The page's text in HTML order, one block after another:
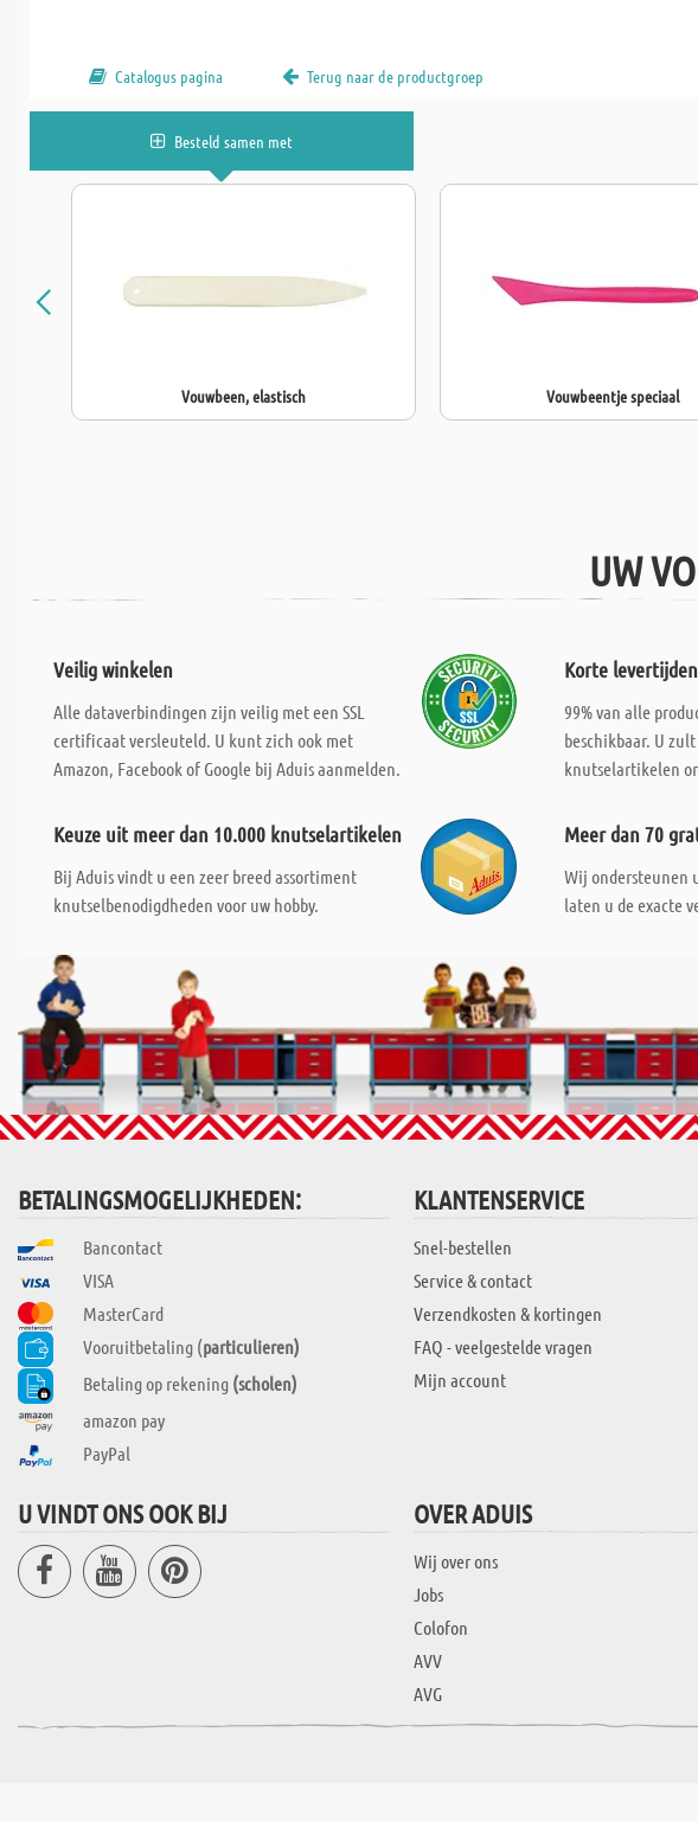
Catalogus pagina Terug naar de productgroep
Besteld samen met
Vouwbeen, elastisch Vouwbeentje speciaal
UW
Veilig winkelen
Alle dataverbindingen zijn veilig met een SSL
certificaat versleuteld. U kunt zich ook met
Amazon, Facebook of Google bij Aduis aanmelden.
Korte levertijden
99% van alle
beschikbaar. U
knutselartikelen
Keuze uit meer dan 10.000 knutselartikelen
Bij Aduis vindt u een zeer breed assortiment
knutselbenodigdheden voor uw hobby.
Meer dan 70
Wij ondersteunen
laten u de exacte
BETALINGSMOGELIJKHEDEN:
Bancontact
VISA
MasterCard
Vooruitbetaling (particulieren)
Betaling op rekening (scholen)
amazon pay
PayPal
KLANTENSERVICE
Snel-bestellen
Service & contact
Verzendkosten & kortingen
FAQ - veelgestelde vragen
Mijn account
U VINDT ONS OOK BIJ OVER ADUIS
Wij over ons
Jobs
Colofon
AVV
AVG